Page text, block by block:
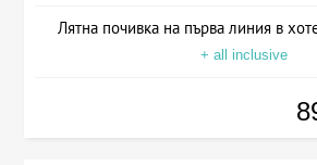
Лятна почивка на първа линия в
+ all inclusive